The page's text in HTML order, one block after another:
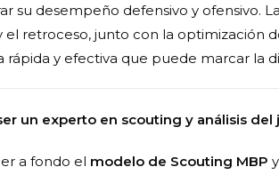
su desempeño defensivo y ofensivo.
el retroceso, junto con la optimización
y efectiva que puede marcar la
un experto en scouting y análisis del
a fondo el modelo de Scouting MBP